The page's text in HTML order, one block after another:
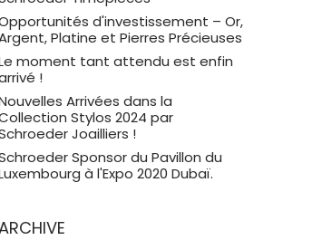
d'investissement – Or,
Platine et Pierres Précieuses
moment tant attendu est enfin
!
Arrivées dans la
Stylos 2024 par
Joailliers !
Sponsor du Pavillon du
à l'Expo 2020 Dubaï.